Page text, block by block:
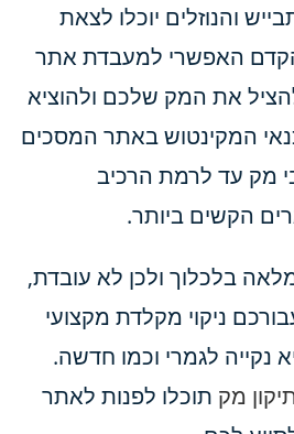
והנוזלים יוכלו לצאת
האפשרי למעבדת אתר
את המק שלכם ולהוציא
המקינטוש באתר המסכים
מק עד לרמת הרכיב
הקשים ביותר.
בלכלוך ולכן לא עובדת,
ניקוי מקלדת מקצועי
נקייה לגמרי וכמו חדשה.
מק תוכלו לפנות לאתר